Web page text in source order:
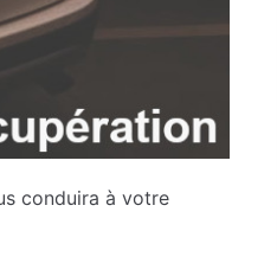
conduira à votre